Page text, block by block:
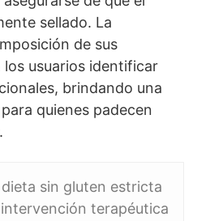
sellado. La
de sus
usuarios identificar
brindando una
quienes padecen
sin gluten estricta
terapéutica